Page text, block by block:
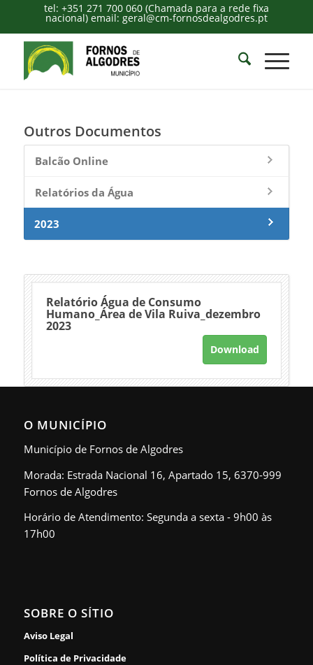
tel: +351 271 700 060 (Chamada para a rede fixa
nacional) email: geral@cm-fornosdealgodres.pt
Outros Documentos
Balcão Online
Relatórios da Água
2023
Relatório Água de Consumo
Humano_Área de Vila Ruiva_dezembro
2023
Download
O MUNICÍPIO
Município de Fornos de Algodres
Morada: Estrada Nacional 16, Apartado 15, 6370-999
Fornos de Algodres
Horário de Atendimento: Segunda a sexta - 9h00 às
17h00
SOBRE O SÍTIO
Aviso Legal
Política de Privacidade